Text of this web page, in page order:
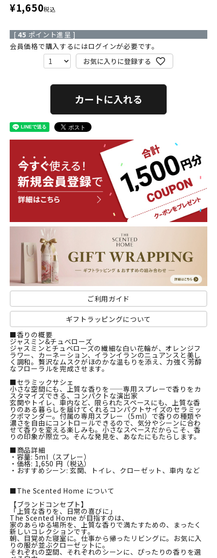
¥1,650税込
[ 45 ポイント進呈 ]
会員価格で購入するにはログインが必要です。
お気に入りに登録する
カートに入れる
ご利用ガイド
ギフトラッピングについて
■香りの概要
ジャスミン&チュベローズ
ジャスミンとチュベローズの繊細な白い花輪が、オレンジフ
ラワー、カーネーション、イランイランのニュアンスと美し
く調和。贅沢なムスクがほのかな温もりを添え、力強く芳醇
なフローラルを完成させます。
■セラミックサシェ
小さな空間にも、上質な香りを——専用スプレーで香りをカ
スタマイズできる、コンパクトな演出家
玄関やトイレ、車内など、限られたスペースにも、上質な香
りのある暮らしを届けてくれるコンパクトサイズのセラミッ
クポマンダー。付属の専用スプレー（5ml）で香りの種類や
濃さを自由にコントロールできるので、気分やシーンに合わ
せて香りを変える楽しみも。小さなスペースだからこそ、香
りの印象が際立つ。そんな発見を、あなたにもたらします。
■商品詳細
・容量: 5ml（スプレー）
・価格: 1,650 円（税込）
・おすすめシーン: 玄関、トイレ、クローゼット、車内 など
■The Scented Home について
【ブランドコンセプト】
「上質な香りを、日常の喜びに」
The Scented Home が目指すのは、
家のあらゆる場所を、上質な香りで満たすための、まったく
新しいコレクションです。
朝、目覚めた寝室に。仕事から帰ったリビングに。お気に入
りの服が並ぶクローゼットに。
それぞれの空間、それぞれのシーンに、ぴったりの香りを選